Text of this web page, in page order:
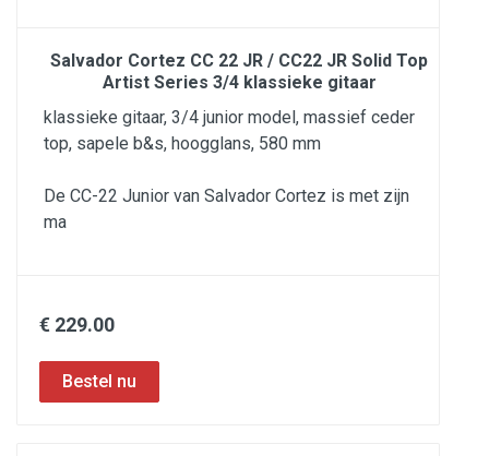
Salvador Cortez CC 22 JR / CC22 JR Solid Top
Artist Series 3/4 klassieke gitaar
klassieke gitaar, 3/4 junior model, massief ceder
top, sapele b&s, hoogglans, 580 mm
De CC-22 Junior van Salvador Cortez is met zijn
ma
€ 229.00